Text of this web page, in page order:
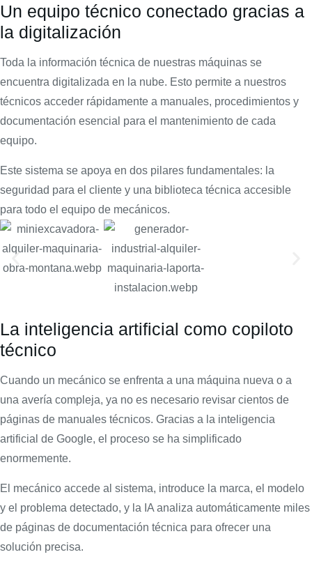
Un equipo técnico conectado gracias a
la digitalización
Toda la información técnica de nuestras máquinas se
encuentra digitalizada en la nube. Esto permite a nuestros
técnicos acceder rápidamente a manuales, procedimientos y
documentación esencial para el mantenimiento de cada
equipo.
Este sistema se apoya en dos pilares fundamentales: la
seguridad para el cliente y una biblioteca técnica accesible
para todo el equipo de mecánicos.
La inteligencia artificial como copiloto
técnico
Cuando un mecánico se enfrenta a una máquina nueva o a
una avería compleja, ya no es necesario revisar cientos de
páginas de manuales técnicos. Gracias a la inteligencia
artificial de Google, el proceso se ha simplificado
enormemente.
El mecánico accede al sistema, introduce la marca, el modelo
y el problema detectado, y la IA analiza automáticamente miles
de páginas de documentación técnica para ofrecer una
solución precisa.